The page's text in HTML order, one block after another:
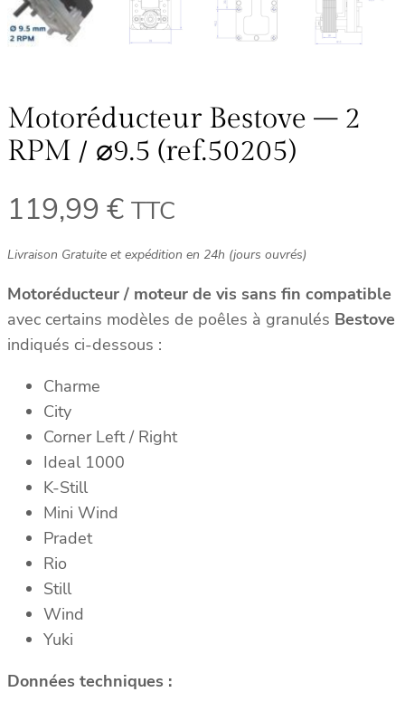
Motoréducteur Bestove – 2
RPM / ⌀9.5 (ref.50205)
119,99 € TTC
Livraison Gratuite et expédition en 24h (jours ouvrés)
Motoréducteur / moteur de vis sans fin compatible
avec certains modèles de poêles à granulés Bestove
indiqués ci-dessous :
Charme
City
Corner Left / Right
Ideal 1000
K-Still
Mini Wind
Pradet
Rio
Still
Wind
Yuki
Données techniques :